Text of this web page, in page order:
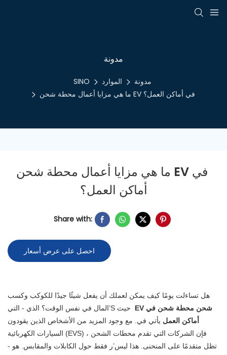
مدونة
SINO الموارد
مدونة
ما هي مزايا أعمال محطة شحن EV في أماكن العمل؟
ما هي مزايا أعمال محطة شحن EV في
أماكن العمل؟
Share with:
احصل على عرض أسعار
هل تساءلت يومًا كيف يمكن لعملك أن يفعل شيئًا جيدًا للكوكب وكسب
EV شحن محطة شحن في
أماكن العمل يأتي في. مع وجود المزيد من الأشخاص الذين يقودون
السيارات الكهربائية (EVS) ، فإن الشركات التي تقدم محطات الشحن
تظل متقدمًا على المنحنى. هذا ليس’ر فقط حول الكابلات والمقابس. هو -